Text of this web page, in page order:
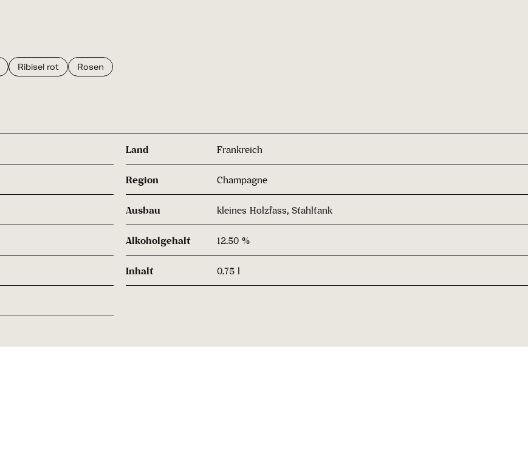
Ribisel rot Rosen
Land Frankreich
Region Champagne
Ausbau kleines Holzfass, Stahltank
Alkoholgehalt 12.50 %
Inhalt 0.75 l